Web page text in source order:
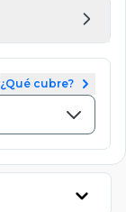
¿Qué cubre?